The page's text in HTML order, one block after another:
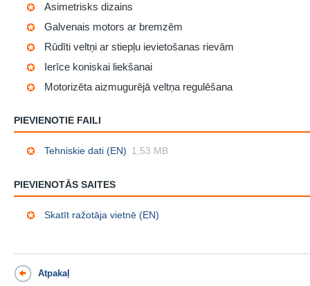
Asimetrisks dizains
Galvenais motors ar bremzēm
Rūdīti veltņi ar stiepļu ievietošanas rievām
Ierīce koniskai liekšanai
Motorizēta aizmugurējā veltņa regulēšana
PIEVIENOTIE FAILI
Tehniskie dati (EN) 1,53 MB
PIEVIENOTĀS SAITES
Skatīt ražotāja vietnē (EN)
Atpakaļ